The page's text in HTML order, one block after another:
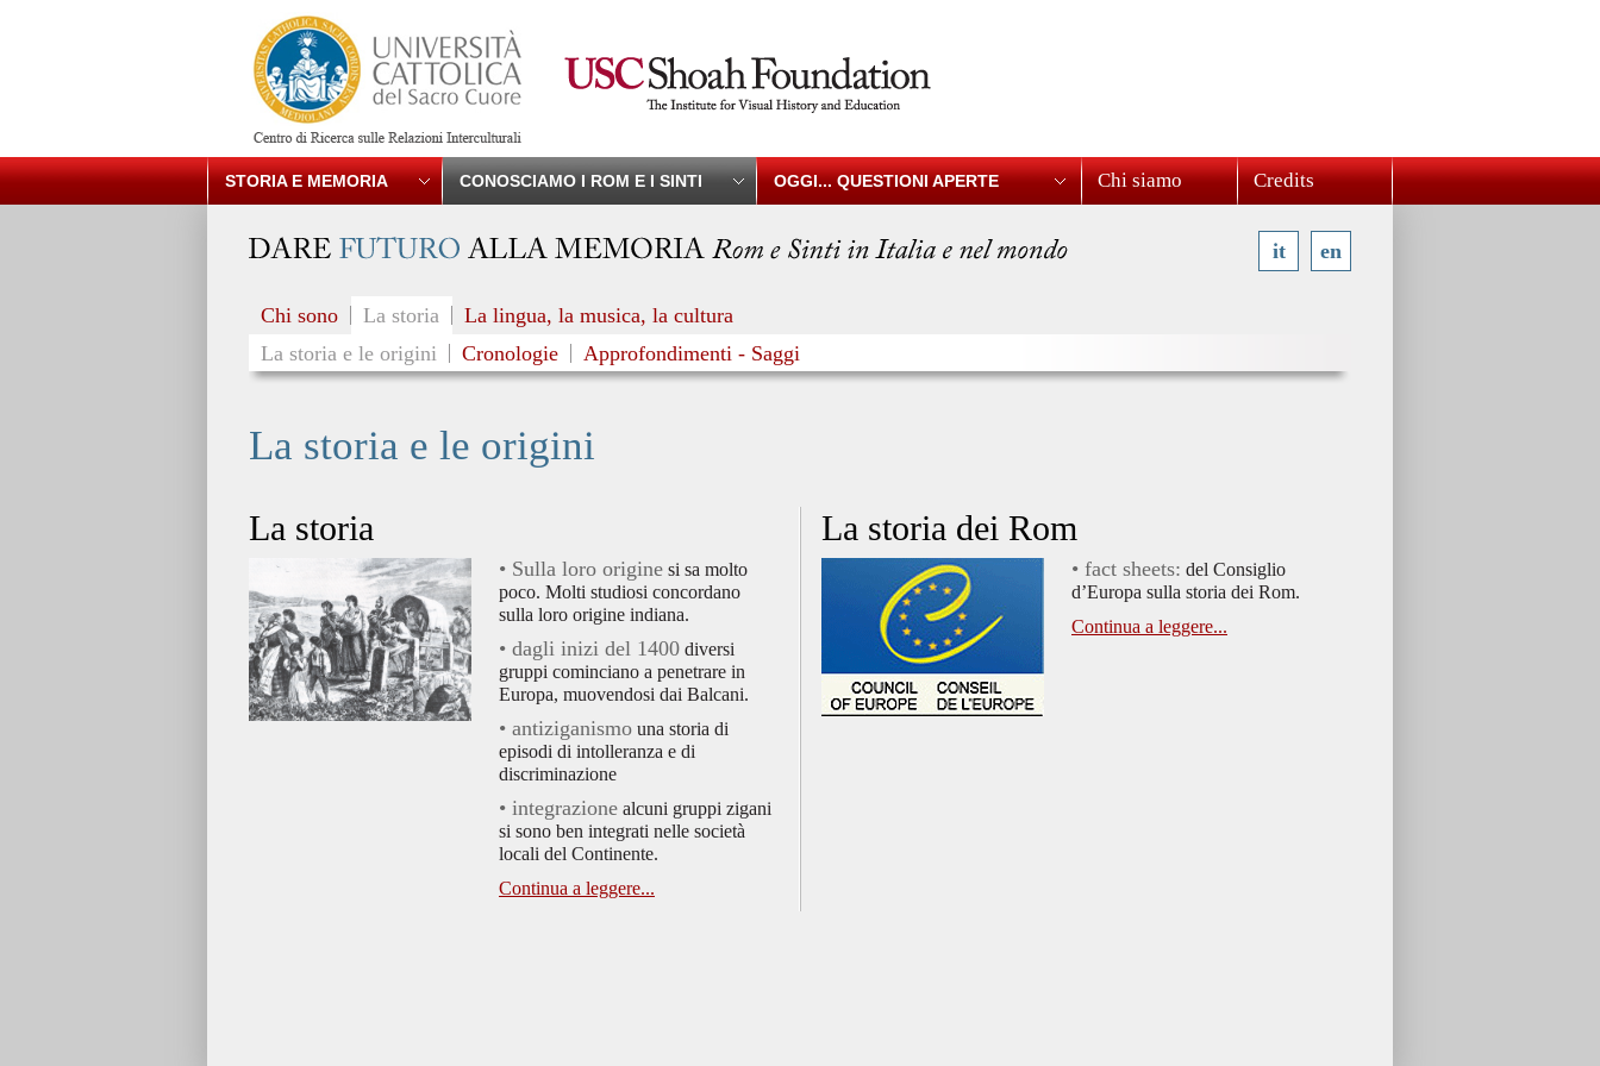
STORIA E MEMORIA CONOSCIAMO I ROM E I SINTI OGGI... QUESTIONI APERTE Chi siamo Credits
it en
Chi sono
La storia
La storia e le origini
Cronologie Approfondimenti - Saggi
La lingua, la musica, la cultura
La storia e le origini
La storia
• Sulla loro origine si sa molto
poco. Molti studiosi concordano
sulla loro origine indiana.
• dagli inizi del 1400 diversi
gruppi cominciano a penetrare in
Europa, muovendosi dai Balcani.
• antiziganismo una storia di
episodi di intolleranza e di
discriminazione
• integrazione alcuni gruppi zigani
si sono ben integrati nelle società
locali del Continente.
Continua a leggere...
La storia dei Rom
• fact sheets: del Consiglio
d’Europa sulla storia dei Rom.
Continua a leggere...